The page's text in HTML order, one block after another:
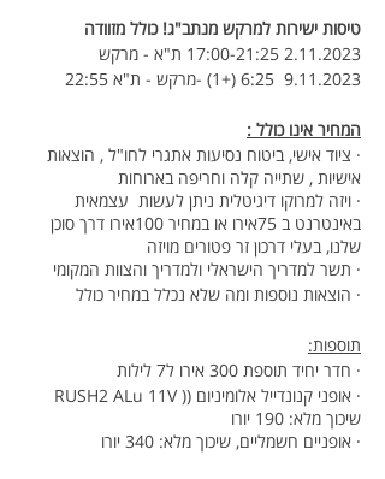
טיסות ישירות למרקש מנתב"ג! כולל מזוודה
2.11.2023 17:00-21:25 ת"א - מרקש
9.11.2023 6:25 (+1) -מרקש - ת"א 22:55
המחיר אינו כולל :
· ציוד אישי, ביטוח נסיעות אתגרי לחו"ל , הוצאות
אישיות , שתייה קלה וחריפה בארוחות
· ויזה למרוקו דיגיטלית ניתן לעשות עצמאית
באינטרנט ב 75אירו או במחיר 100אירו דרך סוכן
שלנו, בעלי דרכון זר פטורים מויזה
· תשר למדריך הישראלי ולמדריך והצוות המקומי
· הוצאות נוספות ומה שלא נכלל במחיר כולל
תוספות:
· חדר יחיד תוספת 300 אירו ל7 לילות
· אופני קנונדייל אלומיניום (( RUSH2 ALu 11V
שיכוך מלא: 190 יורו
· אופניים חשמליים, שיכוך מלא: 340 יורו